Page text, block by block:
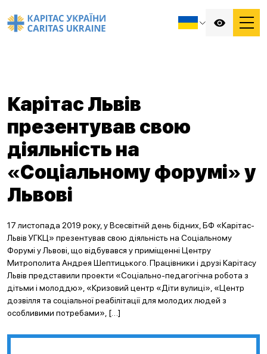
Карітас Львів
презентував свою
діяльність на
«Соціальному форумі» у
Львові
17 листопада 2019 року, у Всесвітній день бідних, БФ «Карітас-
Львів УГКЦ» презентував свою діяльність на Соціальному
Форумі у Львові, що відбувався у приміщенні Центру
Митрополита Андрея Шептицького. Працівники і друзі Карітасу
Львів представили проекти «Соціально-педагогічна робота з
дітьми і молоддю», «Кризовий центр «Діти вулиці», «Центр
дозвілля та соціальної реабілітації для молодих людей з
особливими потребами», […]